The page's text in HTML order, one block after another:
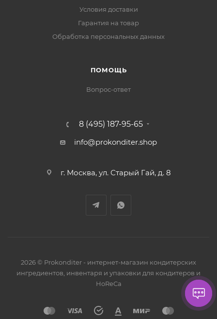
Условия доставки
Гарантия на товар
Обработка персональных данных
ПОМОЩЬ
Вопрос-ответ
8 (495) 187-95-65
info@prokonditer.shop
г. Москва, ул. Старый Гай, д. 8
2026 © Prokonditer - интернет-магазин кондитерских
ингредиентов, инвентаря и упаковки для кондитеров и
HoReCa